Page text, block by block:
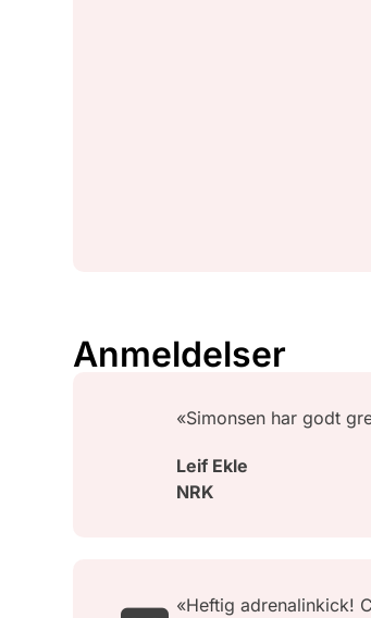
Anmeldelser
«Simonsen har godt
Leif Ekle
NRK
«Heftig adrenalinkick!